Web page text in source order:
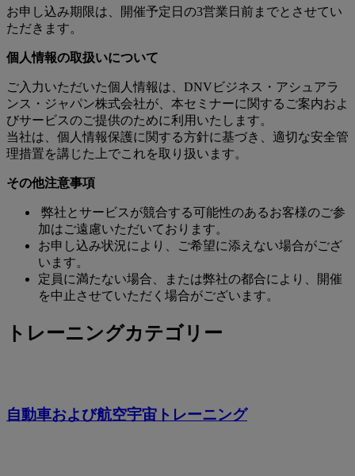
お申し込み期限は、開催予定日の3営業日前までとさせてい
ただきます。
個人情報の取扱いについて
ご入力いただいた個人情報は、DNVビジネス・アシュアラ
ンス・ジャパン株式会社が、本セミナーに関するご案内およ
びサービスのご提供のために利用いたします。
当社は、個人情報保護に関する方針に基づき、適切な安全管
理措置を講じた上でこれを取り扱います。
その他注意事項
弊社とサービスが競合する可能性のあるお客様のご参
加はご遠慮いただいております。
お申し込み状況により、ご希望に添えない場合がござ
います。
定員に満たない場合、または弊社の都合により、開催
を中止させていただく場合がございます。
トレーニングカテゴリー
自動車および航空宇宙トレーニング